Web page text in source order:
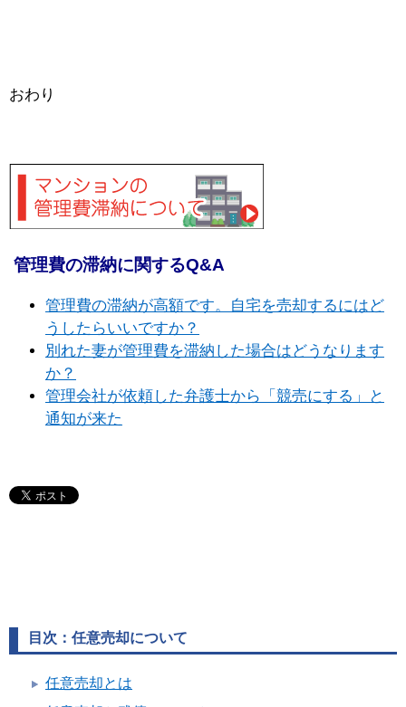
おわり
管理費の滞納に関するQ&A
管理費の滞納が高額です。自宅を売却するにはど
うしたらいいですか？
別れた妻が管理費を滞納した場合はどうなります
か？
管理会社が依頼した弁護士から「競売にする」と
通知が来た
目次：任意売却について
任意売却とは